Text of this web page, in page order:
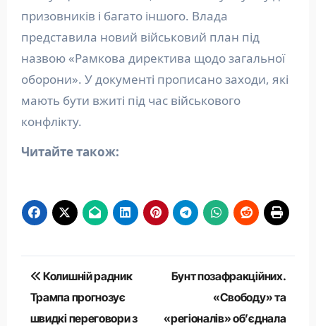
призовників і багато іншого. Влада
представила новий військовий план під
назвою «Рамкова директива щодо загальної
оборони». У документі прописано заходи, які
мають бути вжиті під час військового
конфлікту.
Читайте також:
Навігація
записів
Колишній радник
Трампа прогнозує
швидкі переговори з
Бунт позафракційних.
«Свободу» та
«регіоналів» об’єднала